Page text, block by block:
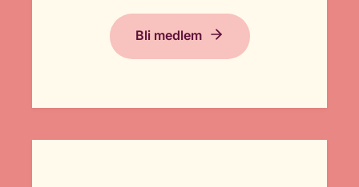
Bli medlem